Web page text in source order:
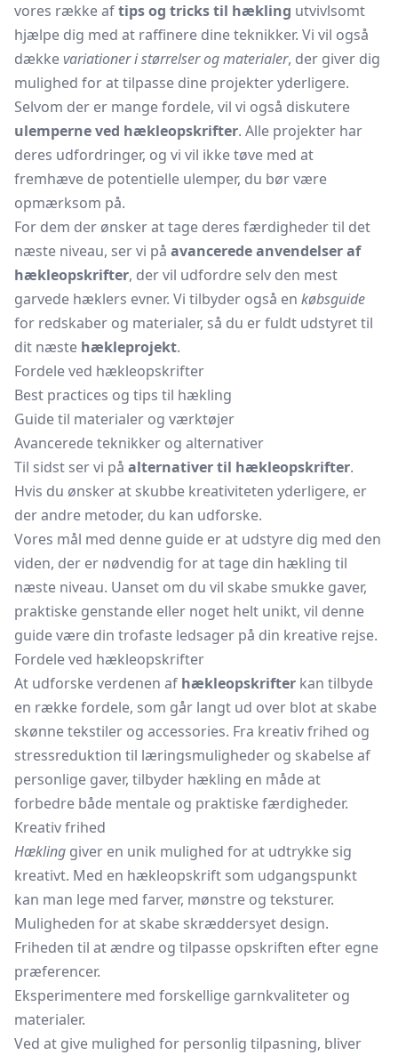
vores række aftips og tricks til hækling utvivlsomt
hjælpe dig med at raffinere dine teknikker. Vi vil også
dækkevariationer i størrelser og materialer, der giver dig
mulighed for at tilpasse dine projekter yderligere.
Selvom der er mange fordele, vil vi også diskutere
ulemperne ved hækleopskrifter. Alle projekter har
deres udfordringer, og vi vil ikke tøve med at
fremhæve de potentielle ulemper, du bør være
opmærksom på.
For dem der ønsker at tage deres færdigheder til det
næste niveau, ser vi på avancerede anvendelser af
hækleopskrifter, der vil udfordre selv den mest
garvede hæklers evner. Vi tilbyder også en købsguide
for redskaber og materialer, så du er fuldt udstyret til
dit næste hækleprojekt.
Fordele ved hækleopskrifter
Best practices og tips til hækling
Guide til materialer og værktøjer
Avancerede teknikker og alternativer
Til sidst ser vi på alternativer til hækleopskrifter.
Hvis du ønsker at skubbe kreativiteten yderligere, er
der andre metoder, du kan udforske.
Vores mål med denne guide er at udstyre dig med den
viden, der er nødvendig for at tage din hækling til
næste niveau. Uanset om du vil skabe smukke gaver,
praktiske genstande eller noget helt unikt, vil denne
guide være din trofaste ledsager på din kreative rejse.
Fordele ved hækleopskrifter
At udforske verdenen af hækleopskrifter kan tilbyde
en række fordele, som går langt ud over blot at skabe
skønne tekstiler og accessories. Fra kreativ frihed og
stressreduktion til læringsmuligheder og skabelse af
personlige gaver, tilbyder hækling en måde at
forbedre både mentale og praktiske færdigheder.
Kreativ frihed
Hækling giver en unik mulighed for at udtrykke sig
kreativt. Med en hækleopskrift som udgangspunkt
kan man lege med farver, mønstre og teksturer.
Muligheden for at skabe skræddersyet design.
Friheden til at ændre og tilpasse opskriften efter egne
præferencer.
Eksperimentere med forskellige garnkvaliteter og
materialer.
Ved at give mulighed for personlig tilpasning, bliver